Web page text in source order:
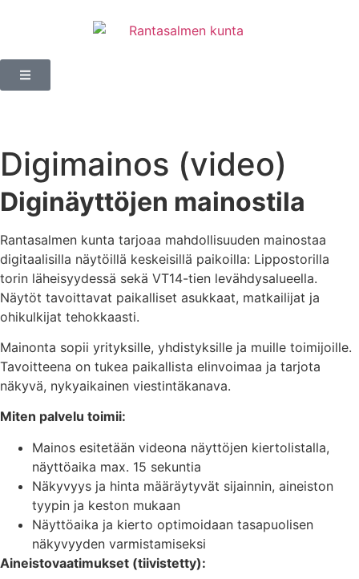
Digimainos (video)
Diginäyttöjen mainostila
Rantasalmen kunta tarjoaa mahdollisuuden mainostaa
digitaalisilla näytöillä keskeisillä paikoilla: Lippostorilla
torin läheisyydessä sekä VT14-tien levähdysalueella.
Näytöt tavoittavat paikalliset asukkaat, matkailijat ja
ohikulkijat tehokkaasti.
Mainonta sopii yrityksille, yhdistyksille ja muille toimijoille.
Tavoitteena on tukea paikallista elinvoimaa ja tarjota
näkyvä, nykyaikainen viestintäkanava.
Miten palvelu toimii:
Mainos esitetään videona näyttöjen kiertolistalla,
näyttöaika max. 15 sekuntia
Näkyvyys ja hinta määräytyvät sijainnin, aineiston
tyypin ja keston mukaan
Näyttöaika ja kierto optimoidaan tasapuolisen
näkyvyyden varmistamiseksi
Aineistovaatimukset (tiivistetty):